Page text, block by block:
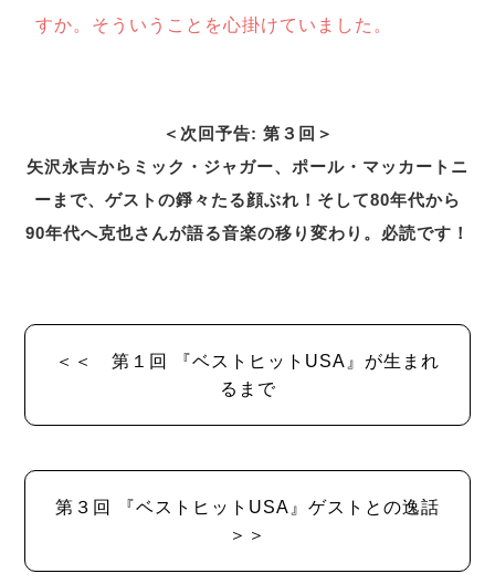
すか。そういうことを心掛けていました。
＜次回予告: 第３回＞
矢沢永吉からミック・ジャガー、ポール・マッカートニ
ーまで、ゲストの錚々たる顔ぶれ！そして80年代から
90年代へ克也さんが語る音楽の移り変わり。必読です！
＜＜ 第１回 『ベストヒットUSA』が生まれ
るまで
第３回 『ベストヒットUSA』ゲストとの逸話
＞＞